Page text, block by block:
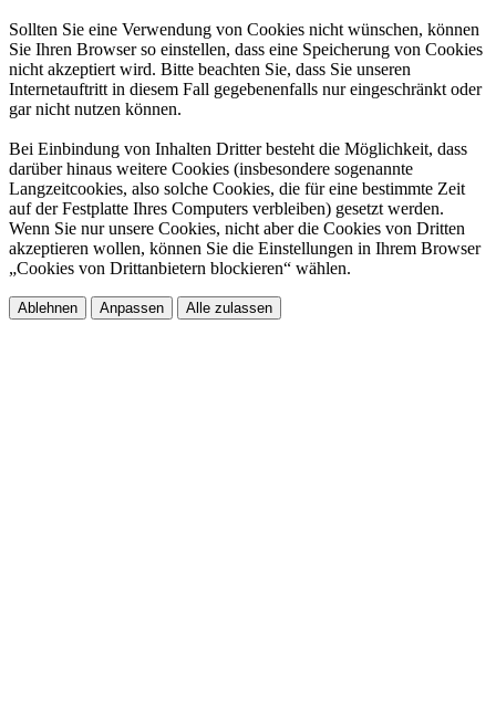
Sollten Sie eine Verwendung von Cookies nicht wünschen, können
Sie Ihren Browser so einstellen, dass eine Speicherung von Cookies
nicht akzeptiert wird. Bitte beachten Sie, dass Sie unseren
Internetauftritt in diesem Fall gegebenenfalls nur eingeschränkt oder
gar nicht nutzen können.​
Bei Einbindung von Inhalten Dritter besteht die Möglichkeit, dass
darüber hinaus weitere Cookies (insbesondere sogenannte
Langzeitcookies, also solche Cookies, die für eine bestimmte Zeit
auf der Festplatte Ihres Computers verbleiben) gesetzt werden.
Wenn Sie nur unsere Cookies, nicht aber die Cookies von Dritten
akzeptieren wollen, können Sie die Einstellungen in Ihrem Browser
„Cookies von Drittanbietern blockieren“ wählen.​
Ablehnen Anpassen Alle zulassen